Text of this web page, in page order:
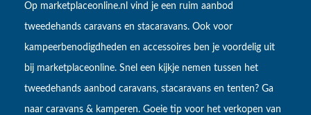
Op marketplaceonline.nl vind je een ruim aanbod
tweedehands caravans en stacaravans. Ook voor
kampeerbenodigdheden en accessoires ben je voordelig uit
bij marketplaceonline. Snel een kijkje nemen tussen het
tweedehands aanbod caravans, stacaravans en tenten? Ga
naar caravans & kamperen. Goeie tip voor het verkopen van